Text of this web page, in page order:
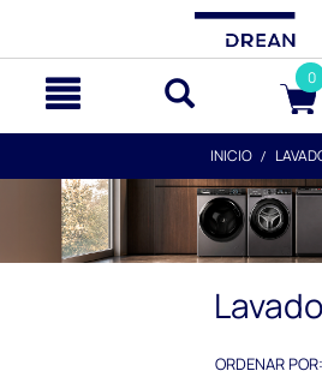
0
INICIO
Lavado
ORDENAR POR: